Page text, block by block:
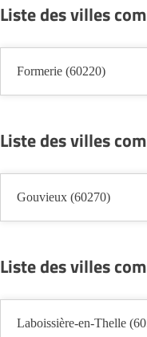
Liste des villes
Formerie (60220)
Liste des villes
Gouvieux (60270)
Liste des villes
Laboissière-en-Thelle